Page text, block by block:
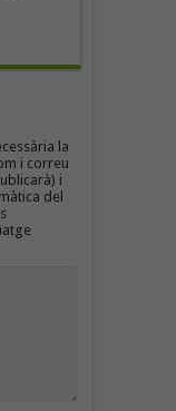
la
i correu
i
del